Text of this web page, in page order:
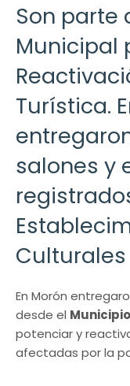
Son parte
Municipal
Turística.
salones y
Culturales
En Morón
desde el Municipio
potenciar y
afectadas por la